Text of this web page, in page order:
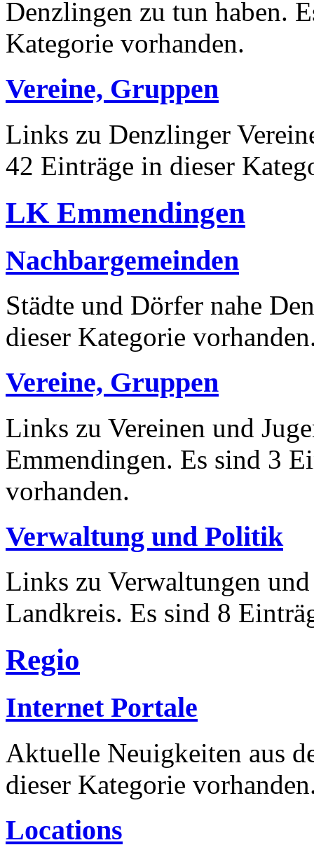
Denzlingen zu tun haben.
Kategorie vorhanden.
Vereine, Gruppen
Links zu Denzlinger
42 Einträge in dieser
LK Emmendingen
Nachbargemeinden
Städte und Dörfer nahe
dieser Kategorie
Vereine, Gruppen
Links zu Vereinen und
Emmendingen. Es sind 3
vorhanden.
Verwaltung und Politik
Links zu Verwaltungen
Landkreis. Es sind 8
Regio
Internet Portale
Aktuelle Neuigkeiten aus
dieser Kategorie
Locations